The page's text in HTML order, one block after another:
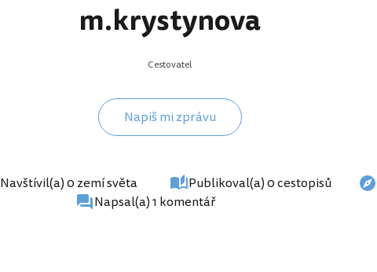
m.krystynova
Cestovatel
Napiš mi zprávu
Navštívil(a) 0 zemí světa Publikoval(a) 0 cestopisů
Napsal(a) 1 komentář